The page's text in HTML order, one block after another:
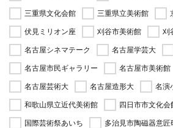
三重県文化会館
三重県立美術館
伏見ミリオン座
刈谷市美術館 刈
名古屋シネマテーク
名古屋学芸大
名古屋市民ギャラリー
名古屋市美術館
名古屋芸術大
名古屋造形大
名演
和歌山県立近代美術館
四日市市文化会
国際芸術祭あいち
多治見市陶磁器意匠